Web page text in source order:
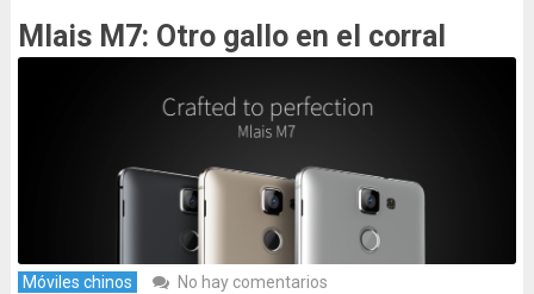
Mlais M7: Otro gallo en el corral
Móviles chinos
No hay comentarios